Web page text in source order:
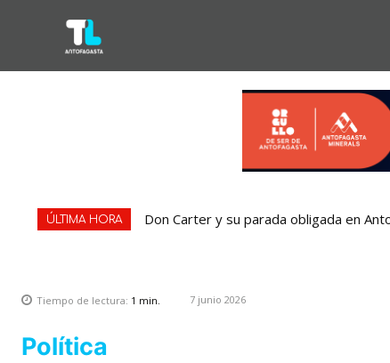
ÚLTIMA HORA Don Carter y su parada obligada en
¿Comprando el regalo para el Día
Tiempo de lectura: 1 min. 7 junio 2026
Política